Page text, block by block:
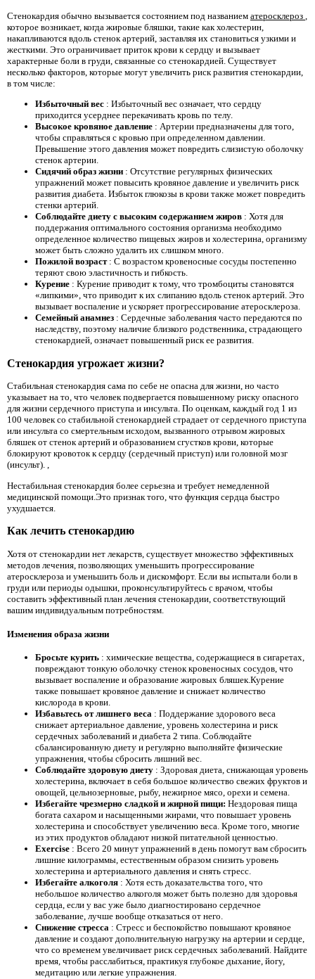
Стенокардия обычно вызывается состоянием под названием атеросклероз
которое возникает, когда жировые бляшки, такие как холестерин,
накапливаются вдоль стенок артерий, заставляя их становиться узкими и
жесткими. Это ограничивает приток крови к сердцу и вызывает
характерные боли в груди, связанные со стенокардией. Существует
несколько факторов, которые могут увеличить риск развития стенокардии,
в том числе:
Избыточный вес : Избыточный вес означает, что сердцу
приходится усерднее перекачивать кровь по телу.
Высокое кровяное давление : Артерии предназначены для того,
чтобы справляться с кровью при определенном давлении.
Превышение этого давления может повредить слизистую оболочку
стенок артерии.
Сидячий образ жизни : Отсутствие регулярных физических
упражнений может повысить кровяное давление и увеличить риск
развития диабета. Избыток глюкозы в крови также может повредить
стенки артерий.
Соблюдайте диету с высоким содержанием жиров : Хотя для
поддержания оптимального состояния организма необходимо
определенное количество пищевых жиров и холестерина, организму
может быть сложно удалить их слишком много.
Пожилой возраст : С возрастом кровеносные сосуды постепенно
теряют свою эластичность и гибкость.
Курение : Курение приводит к тому, что тромбоциты становятся
«липкими», что приводит к их слипанию вдоль стенок артерий. Это
вызывает воспаление и ускоряет прогрессирование атеросклероза.
Семейный анамнез : Сердечные заболевания часто передаются по
наследству, поэтому наличие близкого родственника, страдающего
стенокардией, означает повышенный риск ее развития.
Стенокардия угрожает жизни?
Стабильная стенокардия сама по себе не опасна для жизни, но часто
указывает на то, что человек подвергается повышенному риску опасного
для жизни сердечного приступа и инсульта. По оценкам, каждый год 1 из
100 человек со стабильной стенокардией страдает от сердечного приступа
или инсульта со смертельным исходом, вызванного отрывом жировых
бляшек от стенок артерий и образованием сгустков крови, которые
блокируют кровоток к сердцу (сердечный приступ) или головной мозг
(инсульт). ,
Нестабильная стенокардия более серьезна и требует немедленной
медицинской помощи.Это признак того, что функция сердца быстро
ухудшается.
Как лечить стенокардию
Хотя от стенокардии нет лекарств, существует множество эффективных
методов лечения, позволяющих уменьшить прогрессирование
атеросклероза и уменьшить боль и дискомфорт. Если вы испытали боли в
груди или периоды одышки, проконсультируйтесь с врачом, чтобы
составить эффективный план лечения стенокардии, соответствующий
вашим индивидуальным потребностям.
Изменения образа жизни
Бросьте курить : химические вещества, содержащиеся в сигаретах,
повреждают тонкую оболочку стенок кровеносных сосудов, что
вызывает воспаление и образование жировых бляшек.Курение
также повышает кровяное давление и снижает количество
кислорода в крови.
Избавьтесь от лишнего веса : Поддержание здорового веса
снижает артериальное давление, уровень холестерина и риск
сердечных заболеваний и диабета 2 типа. Соблюдайте
сбалансированную диету и регулярно выполняйте физические
упражнения, чтобы сбросить лишний вес.
Соблюдайте здоровую диету : Здоровая диета, снижающая уровень
холестерина, включает в себя большое количество свежих фруктов и
овощей, цельнозерновые, рыбу, нежирное мясо, орехи и семена.
Избегайте чрезмерно сладкой и жирной пищи: Нездоровая пища
богата сахаром и насыщенными жирами, что повышает уровень
холестерина и способствует увеличению веса. Кроме того, многие
из этих продуктов обладают низкой питательной ценностью.
Exercise : Всего 20 минут упражнений в день помогут вам сбросить
лишние килограммы, естественным образом снизить уровень
холестерина и артериального давления и снять стресс.
Избегайте алкоголя : Хотя есть доказательства того, что
небольшое количество алкоголя может быть полезно для здоровья
сердца, если у вас уже было диагностировано сердечное
заболевание, лучше вообще отказаться от него.
Снижение стресса : Стресс и беспокойство повышают кровяное
давление и создают дополнительную нагрузку на артерии и сердце,
что со временем увеличивает риск сердечных заболеваний. Найдите
время, чтобы расслабиться, практикуя глубокое дыхание, йогу,
медитацию или легкие упражнения.